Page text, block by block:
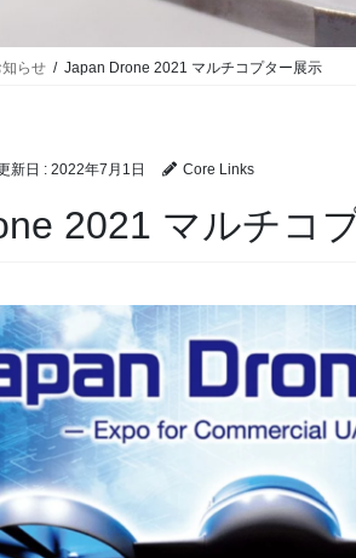
知らせ Japan Drone 2021 マルチコプター展示
新日 : 2022年7月1日 Core Links
2021 マルチコ